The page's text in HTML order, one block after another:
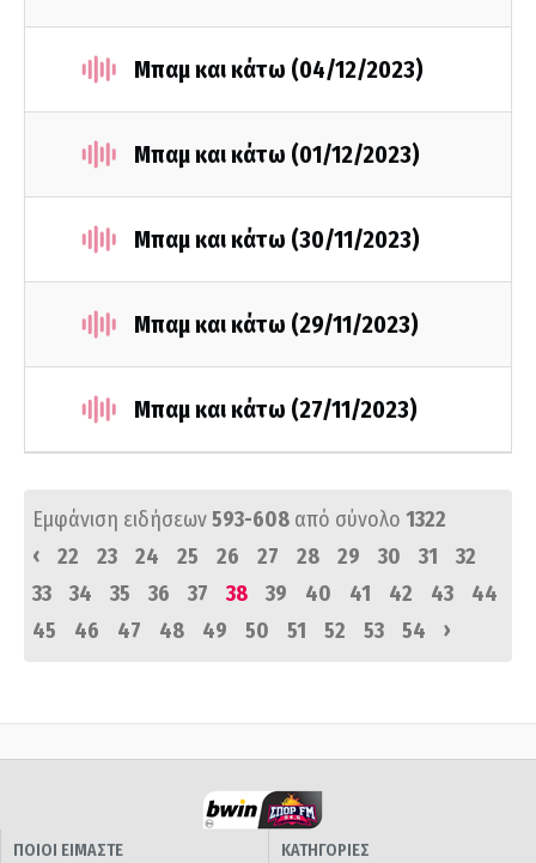
Μπαμ και κάτω (04/12/2023)
Μπαμ και κάτω (01/12/2023)
Μπαμ και κάτω (30/11/2023)
Μπαμ και κάτω (29/11/2023)
Μπαμ και κάτω (27/11/2023)
Εμφάνιση ειδήσεων593-608 από σύνολο 1322
‹
22 23 24 25 26 27 28 29 30 31
32
33
34 35 36 37 38 39 40 41 42 43
44
45
46 47 48 49 50 51 52 53 54 ›
ΠΟΙΟΙ ΕΙΜΑΣΤΕ
ΚΑΤΗΓΟΡΙΕΣ